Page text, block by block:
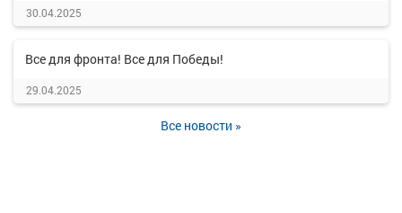
30.04.2025
Все для фронта! Все для Победы!
29.04.2025
Все новости »